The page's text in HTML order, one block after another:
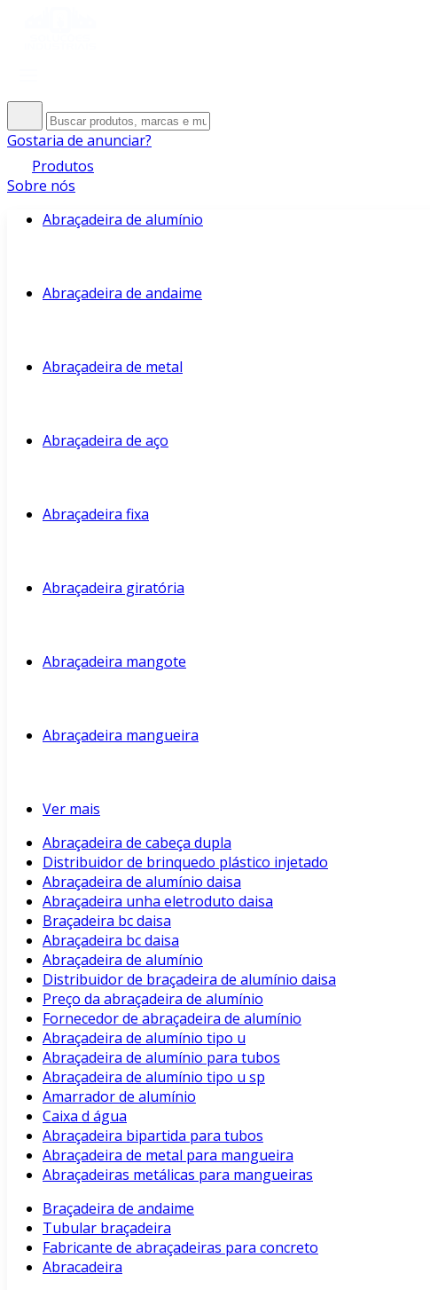
Gostaria de anunciar?
Produtos
Sobre nós
Abraçadeira de alumínio
Abraçadeira de andaime
Abraçadeira de metal
Abraçadeira de aço
Abraçadeira fixa
Abraçadeira giratória
Abraçadeira mangote
Abraçadeira mangueira
Ver mais
Abraçadeira de cabeça dupla
Distribuidor de brinquedo plástico injetado
Abraçadeira de alumínio daisa
Abraçadeira unha eletroduto daisa
Braçadeira bc daisa
Abraçadeira bc daisa
Abraçadeira de alumínio
Distribuidor de braçadeira de alumínio daisa
Preço da abraçadeira de alumínio
Fornecedor de abraçadeira de alumínio
Abraçadeira de alumínio tipo u
Abraçadeira de alumínio para tubos
Abraçadeira de alumínio tipo u sp
Amarrador de alumínio
Caixa d água
Abraçadeira bipartida para tubos
Abraçadeira de metal para mangueira
Abraçadeiras metálicas para mangueiras
Braçadeira de andaime
Tubular braçadeira
Fabricante de abraçadeiras para concreto
Abracadeira